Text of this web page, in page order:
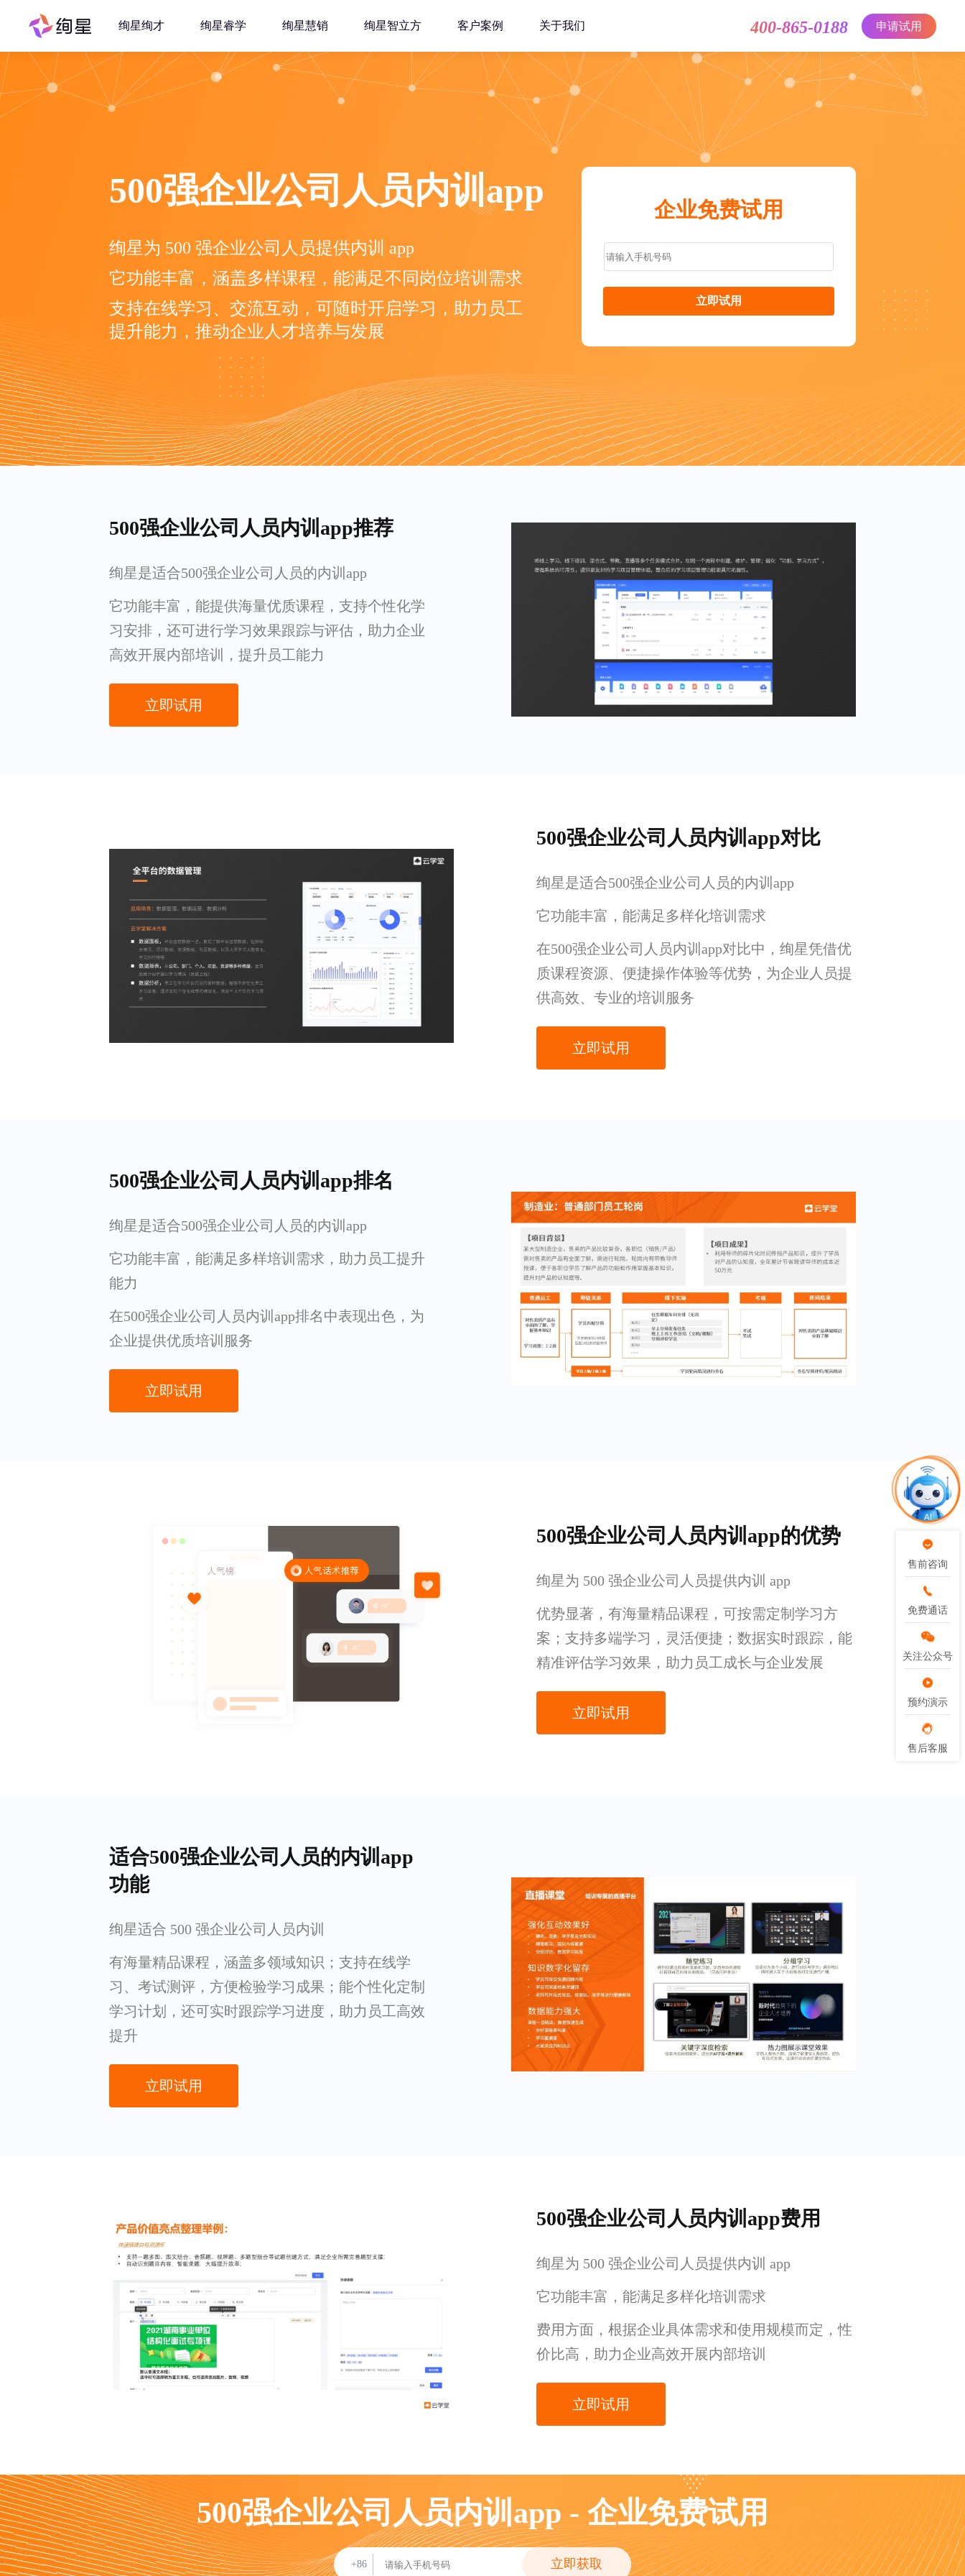
绚星绚才 绚星睿学 绚星慧销 绚星智立方 客户案例 关于我们 400-865-0188 申请试用
售前咨询
免费通话
关注公众号
预约演示
售后客服
500强企业公司人员内训app
绚星为 500 强企业公司人员提供内训 app
它功能丰富，涵盖多样课程，能满足不同岗位培训需求
支持在线学习、交流互动，可随时开启学习，助力员工
提升能力，推动企业人才培养与发展
企业免费试用
立即试用
500强企业公司人员内训app推荐
绚星是适合500强企业公司人员的内训app
它功能丰富，能提供海量优质课程，支持个性化学
习安排，还可进行学习效果跟踪与评估，助力企业
高效开展内部培训，提升员工能力
立即试用
500强企业公司人员内训app对比
绚星是适合500强企业公司人员的内训app
它功能丰富，能满足多样化培训需求
在500强企业公司人员内训app对比中，绚星凭借优
质课程资源、便捷操作体验等优势，为企业人员提
供高效、专业的培训服务
立即试用
500强企业公司人员内训app排名
绚星是适合500强企业公司人员的内训app
它功能丰富，能满足多样培训需求，助力员工提升
能力
在500强企业公司人员内训app排名中表现出色，为
企业提供优质培训服务
立即试用
500强企业公司人员内训app的优势
绚星为 500 强企业公司人员提供内训 app
优势显著，有海量精品课程，可按需定制学习方
案；支持多端学习，灵活便捷；数据实时跟踪，能
精准评估学习效果，助力员工成长与企业发展
立即试用
适合500强企业公司人员的内训app
功能
绚星适合 500 强企业公司人员内训
有海量精品课程，涵盖多领域知识；支持在线学
习、考试测评，方便检验学习成果；能个性化定制
学习计划，还可实时跟踪学习进度，助力员工高效
提升
立即试用
500强企业公司人员内训app费用
绚星为 500 强企业公司人员提供内训 app
它功能丰富，能满足多样化培训需求
费用方面，根据企业具体需求和使用规模而定，性
价比高，助力企业高效开展内部培训
立即试用
500强企业公司人员内训app - 企业免费试用
+86 立即获取
售前咨询
免费通话
关注公众号
预约演示
售后客服